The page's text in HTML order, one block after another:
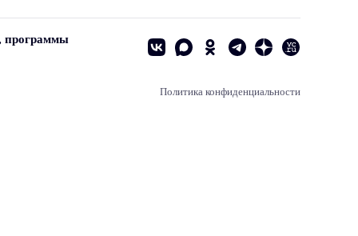
программы
Политика конфиденциальности